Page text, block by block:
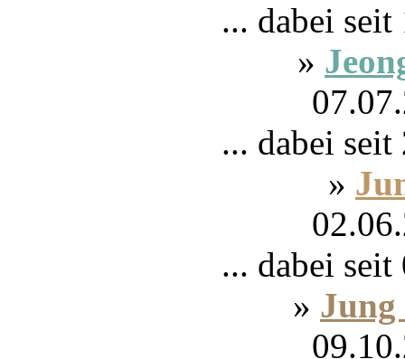
... dabei
»
... dabei
»
... dabei
»